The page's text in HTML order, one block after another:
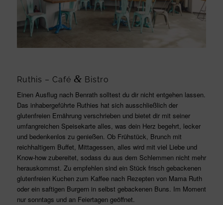
Ruthis – Café & Bistro
Einen Ausflug nach Benrath solltest du dir nicht entgehen lassen.
Das inhabergeführte Ruthies hat sich ausschließlich der
glutenfreien Ernährung verschrieben und bietet dir mit seiner
umfangreichen Speisekarte alles, was dein Herz begehrt, lecker
und bedenkenlos zu genießen. Ob Frühstück, Brunch mit
reichhaltigem Buffet, Mittagessen, alles wird mit viel Liebe und
Know-how zubereitet, sodass du aus dem Schlemmen nicht mehr
herauskommst. Zu empfehlen sind ein Stück frisch gebackenen
glutenfreien Kuchen zum Kaffee nach Rezepten von Mama Ruth
oder ein saftigen Burgern in selbst gebackenen Buns. Im Moment
nur sonntags und an Feiertagen geöffnet.